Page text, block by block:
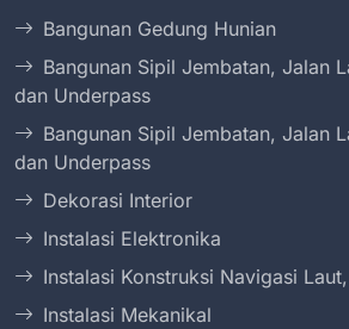
Bangunan Gedung Hunian
Bangunan Sipil Jembatan, Jalan
dan Underpass
Bangunan Sipil Jembatan, Jalan
dan Underpass
Dekorasi Interior
Instalasi Elektronika
Instalasi Konstruksi Navigasi
Instalasi Mekanikal